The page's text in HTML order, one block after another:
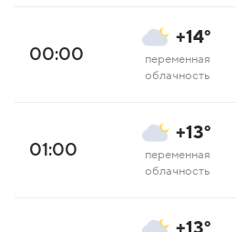
00:00
+14°
переменная
облачность
01:00
+13°
переменная
облачность